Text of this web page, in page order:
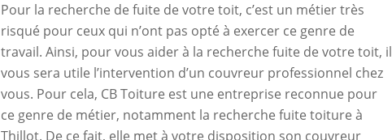
Pour la recherche de fuite de votre toit, c’est un métier très
risqué pour ceux qui n’ont pas opté à exercer ce genre de
travail. Ainsi, pour vous aider à la recherche fuite de votre toit, il
vous sera utile l’intervention d’un couvreur professionnel chez
vous. Pour cela, CB Toiture est une entreprise reconnue pour
ce genre de métier, notamment la recherche fuite toiture à
Thillot. De ce fait, elle met à votre disposition son couvreur